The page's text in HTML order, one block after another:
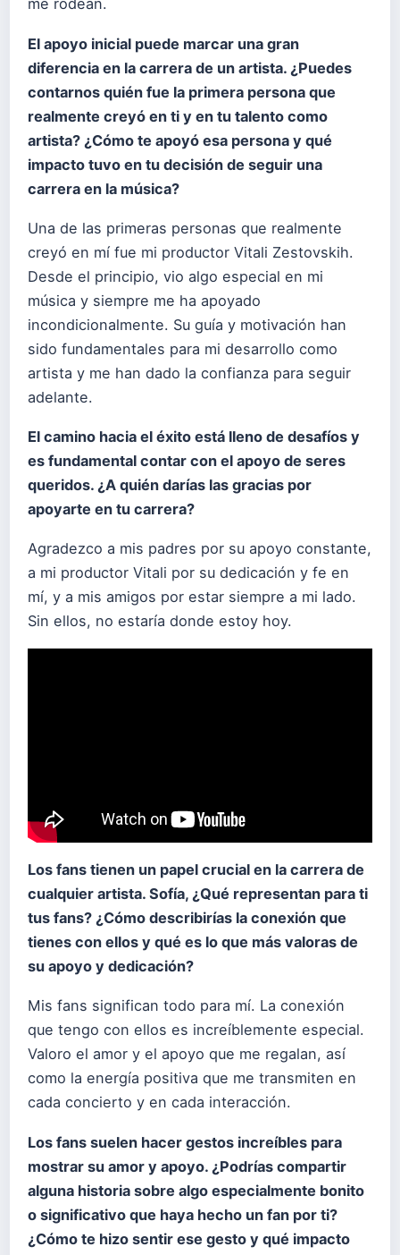
me rodean.
El apoyo inicial puede marcar una gran
diferencia en la carrera de un artista. ¿Puedes
contarnos quién fue la primera persona que
realmente creyó en ti y en tu talento como
artista? ¿Cómo te apoyó esa persona y qué
impacto tuvo en tu decisión de seguir una
carrera en la música?
Una de las primeras personas que realmente
creyó en mí fue mi productor Vitali Zestovskih.
Desde el principio, vio algo especial en mi
música y siempre me ha apoyado
incondicionalmente. Su guía y motivación han
sido fundamentales para mi desarrollo como
artista y me han dado la confianza para seguir
adelante.
El camino hacia el éxito está lleno de desafíos y
es fundamental contar con el apoyo de seres
queridos. ¿A quién darías las gracias por
apoyarte en tu carrera?
Agradezco a mis padres por su apoyo constante,
a mi productor Vitali por su dedicación y fe en
mí, y a mis amigos por estar siempre a mi lado.
Sin ellos, no estaría donde estoy hoy.
Los fans tienen un papel crucial en la carrera de
cualquier artista. Sofía, ¿Qué representan para ti
tus fans? ¿Cómo describirías la conexión que
tienes con ellos y qué es lo que más valoras de
su apoyo y dedicación?
Mis fans significan todo para mí. La conexión
que tengo con ellos es increíblemente especial.
Valoro el amor y el apoyo que me regalan, así
como la energía positiva que me transmiten en
cada concierto y en cada interacción.
Los fans suelen hacer gestos increíbles para
mostrar su amor y apoyo. ¿Podrías compartir
alguna historia sobre algo especialmente bonito
o significativo que haya hecho un fan por ti?
¿Cómo te hizo sentir ese gesto y qué impacto